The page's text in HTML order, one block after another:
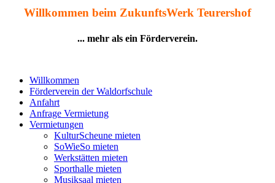
Willkommen beim ZukunftsWerk Teurershof
... mehr als ein Förderverein.
Willkommen
Förderverein der Waldorfschule
Anfahrt
Anfrage Vermietung
Vermietungen
KulturScheune mieten
SoWieSo mieten
Werkstätten mieten
Sporthalle mieten
Musiksaal mieten